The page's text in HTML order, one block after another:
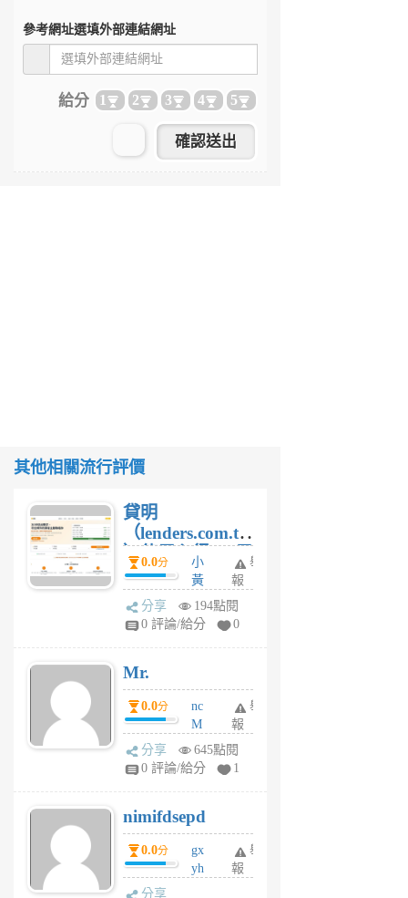
參考網址選填外部連結網址
給分 1 2 3 4 5
其他相關流行評價
貸明
（lenders.com.tw
）使用心得 — 民
間貸款比較平台
體驗
0.0分
小
黃
蜂
1
舉
報
分享
194點閱
0 評論/給分
0
Mr.
0.0分
nc
M
U
F
U
5
個
月
舉
報
分享
645點閱
0 評論/給分
1
nimifdsepd
0.0分
gx
yh
舉
報
分享